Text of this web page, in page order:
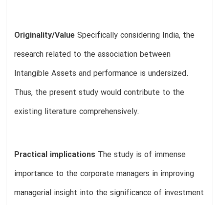
Originality/Value Specifically considering India, the
research related to the association between
Intangible Assets and performance is undersized.
Thus, the present study would contribute to the
existing literature comprehensively.
Practical implications The study is of immense
importance to the corporate managers in improving
managerial insight into the significance of investment